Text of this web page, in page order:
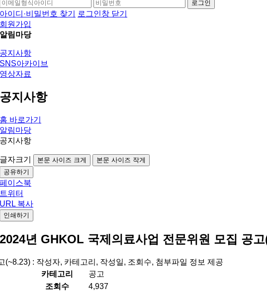
로그인
아이디·비밀번호 찾기
로그인창 닫기
회원가입
알림마당
공지사항
SNS아카이브
영상자료
공지사항
홈 바로가기
알림마당
공지사항
글자크기 본문 사이즈 크게
본문 사이즈 작게
공유하기
페이스북
트위터
URL 복사
인쇄하기
2024년 GHKOL 국제의료사업 전문위원 모집 공
: 작성자, 카테고리, 작성일, 조회수, 첨부파일 정보 제공
카테고리
공고
조회수 4,937